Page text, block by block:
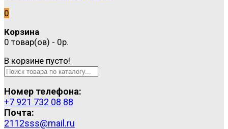
0
Корзина
0 товар(ов) - 0р.
В корзине пусто!
Номер телефона:
+7 921 732 08 88
Почта:
2112sss@mail.ru